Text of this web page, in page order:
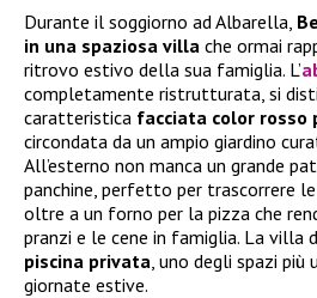
Durante il soggiorno ad Albarella,
in una spaziosa villa che ormai
ritrovo estivo della sua famiglia. L’
completamente ristrutturata, si
caratteristica facciata color rosso
circondata da un ampio giardino
All’esterno non manca un grande
panchine, perfetto per trascorrere le
oltre a un forno per la pizza che
pranzi e le cene in famiglia. La villa
piscina privata , uno degli spazi
giornate estive.